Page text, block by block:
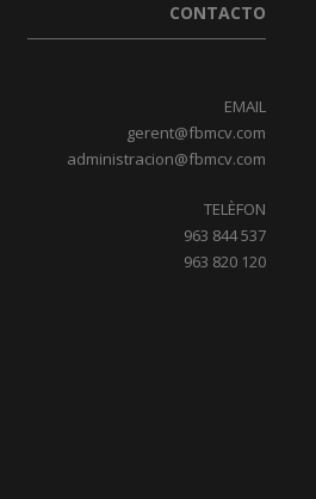
CONTACTO
EMAIL
gerent@fbmcv.com
administracion@fbmcv.com
TELÈFON
963 844 537
963 820 120